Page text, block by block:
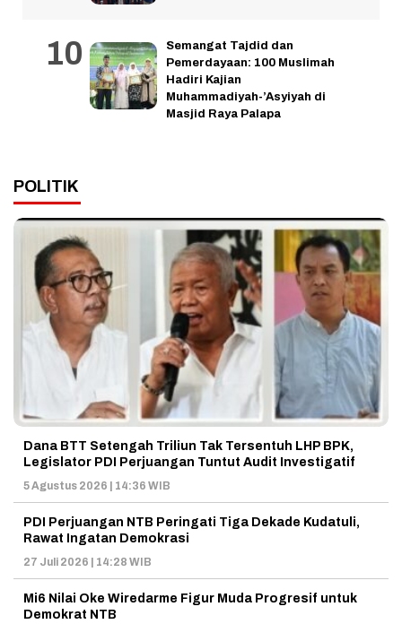
Semangat Tajdid dan
Pemerdayaan: 100 Muslimah
Hadiri Kajian
Muhammadiyah-’Asyiyah di
Masjid Raya Palapa
POLITIK
Dana BTT Setengah Triliun Tak Tersentuh LHP BPK,
Legislator PDI Perjuangan Tuntut Audit Investigatif
5 Agustus 2026 | 14:36 WIB
PDI Perjuangan NTB Peringati Tiga Dekade Kudatuli,
Rawat Ingatan Demokrasi
27 Juli 2026 | 14:28 WIB
Mi6 Nilai Oke Wiredarme Figur Muda Progresif untuk
Demokrat NTB